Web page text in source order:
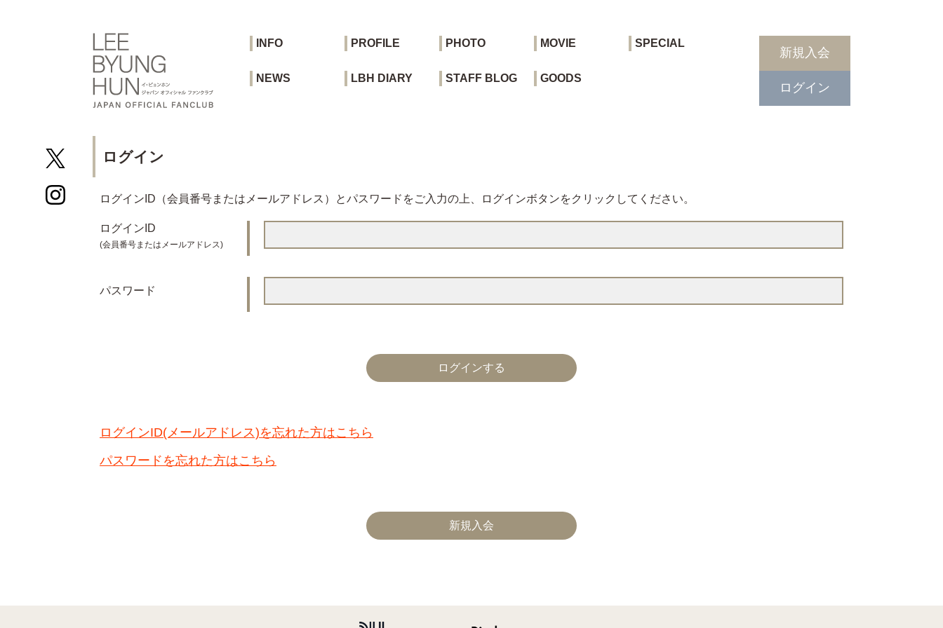
INFO PROFILE PHOTO MOVIE SPECIAL
NEWS LBH DIARY STAFF BLOG GOODS
新規入会
ログイン
ログイン
ログインID（会員番号またはメールアドレス）とパスワードをご入力の上、ログインボタンをクリックしてください。
ログインID
(会員番号またはメールアドレス)
パスワード
ログインID(メールアドレス)を忘れた方はこちら
パスワードを忘れた方はこちら
新規入会